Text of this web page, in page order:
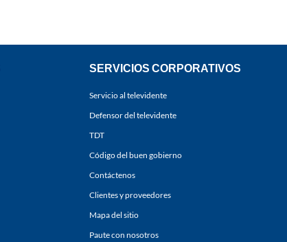
SERVICIOS CORPORATIVOS
Servicio al televidente
Defensor del televidente
TDT
Código del buen gobierno
Contáctenos
Clientes y proveedores
Mapa del sitio
Paute con nosotros